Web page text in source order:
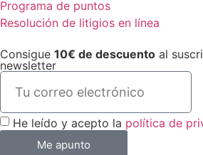
Programa de puntos
Resolución de litigios en línea
Consigue 10€ de descuento al
newsletter
He leído y acepto la política de
Me apunto